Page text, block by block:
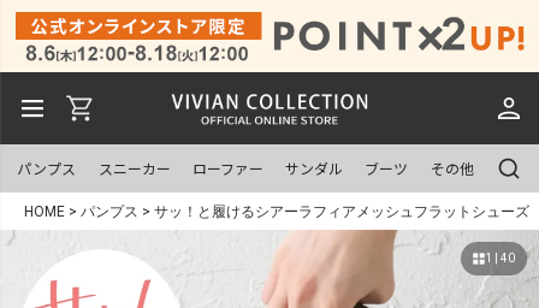
パンプス スニーカー ローファー サンダル ブーツ その他
HOME パンプス サッ！と履けるシアーラフィアメッシュフラットシューズ
1 | 40